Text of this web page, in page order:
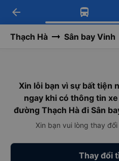
Tải app
Nhận ưu đãi
Tải app Vexere
-30k/ghế khi đặt
arrow_back
Thạch Hà Sân bay Vinh
Xin lỗi bạn vì sự bất tiện
ngay khi có thông tin
đường Thạch Hà đi Sân
Xin bạn vui lòng thay
Thay đổi